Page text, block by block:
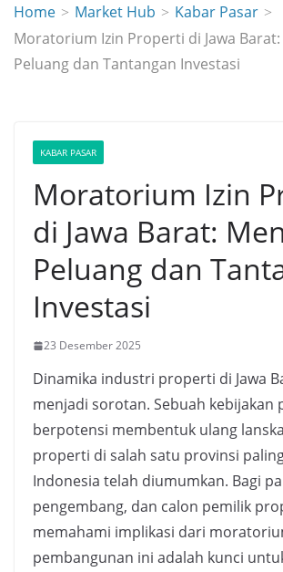
Home Market Hub
Kabar Pasar
Moratorium Izin Properti di Jawa
Peluang dan Tantangan Investasi
KABAR PASAR
Moratorium Izin
di Jawa Barat:
Peluang dan
Investasi
23 Desember 2025
Dinamika industri properti di Jawa
menjadi sorotan. Sebuah kebijakan
berpotensi membentuk ulang
properti di salah satu provinsi
Indonesia telah diumumkan. Bagi
pengembang, dan calon pemilik
memahami implikasi dari
pembangunan ini adalah kunci